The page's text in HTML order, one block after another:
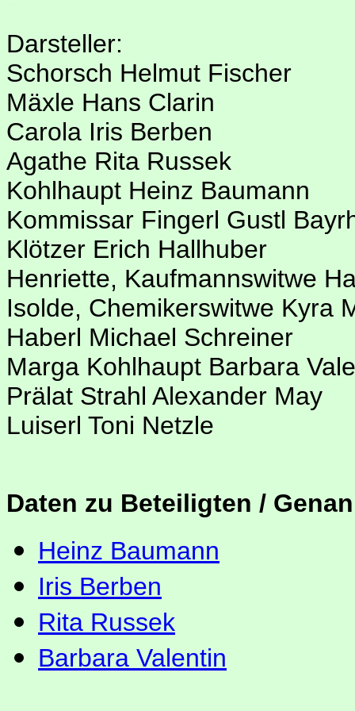
Darsteller:
Schorsch Helmut Fischer
Mäxle Hans Clarin
Carola Iris Berben
Agathe Rita Russek
Kohlhaupt Heinz Baumann
Kommissar Fingerl Gustl
Klötzer Erich Hallhuber
Henriette, Kaufmannswitwe
Isolde, Chemikerswitwe Kyra
Haberl Michael Schreiner
Marga Kohlhaupt Barbara
Prälat Strahl Alexander May
Luiserl Toni Netzle
Daten zu Beteiligten /
Heinz Baumann
Iris Berben
Rita Russek
Barbara Valentin